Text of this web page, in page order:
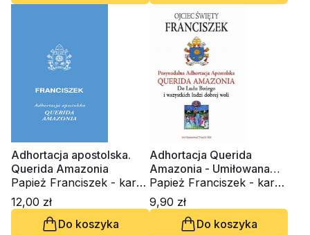
Adhortacja apostolska.
Querida Amazonia
Papież Franciszek - kard.
Jorge Mario Bergoglio
12,00 zł
Do koszyka
Adhortacja Querida
Amazonia - Umiłowana
Amazonia" - Dla Ludu
Bożego i wszystkich ludzi
dobrej woli
Papież Franciszek - kard.
Jorge Mario Bergoglio
9,90 zł
Do koszyka